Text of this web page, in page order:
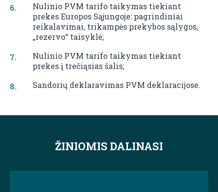
Nulinio PVM tarifo taikymas tiekiant
prekes Europos Sąjungoje: pagrindiniai
reikalavimai, trikampės prekybos sąlygos,
„rezervo“ taisyklė;
Nulinio PVM tarifo taikymas tiekiant
prekes į trečiąsias šalis;
Sandorių deklaravimas PVM deklaracijose.
ŽINIOMIS DALINASI